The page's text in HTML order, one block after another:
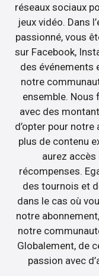
réseaux sociaux
jeux vidéo. Dans
passionné, vous
sur Facebook,
des événements
notre
ensemble.
avec des
d’opter pour
plus de contenu
aurez
récompenses.
des tournois et
dans le cas où
notre
notre
Globalement, de
passion avec